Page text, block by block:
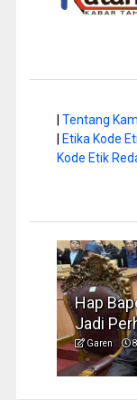
Tentang
Etika Kode
Kode Etik
Hap
Jadi
Garen